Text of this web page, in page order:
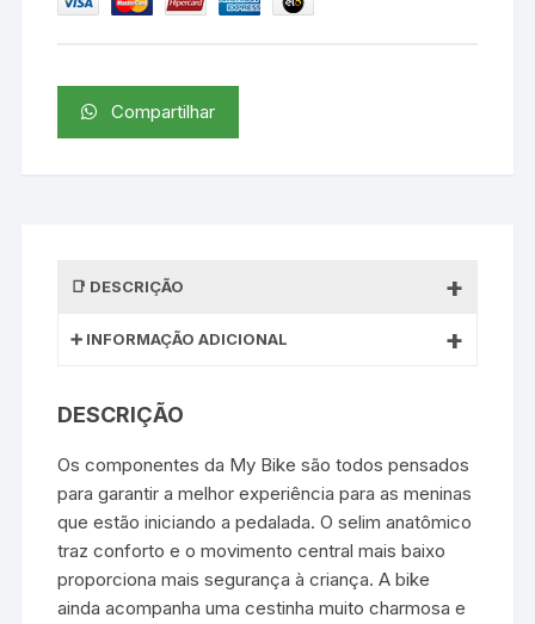
Compartilhar
DESCRIÇÃO
INFORMAÇÃO ADICIONAL
DESCRIÇÃO
Os componentes da My Bike são todos pensados
para garantir a melhor experiência para as meninas
que estão iniciando a pedalada. O selim anatômico
traz conforto e o movimento central mais baixo
proporciona mais segurança à criança. A bike
ainda acompanha uma cestinha muito charmosa e